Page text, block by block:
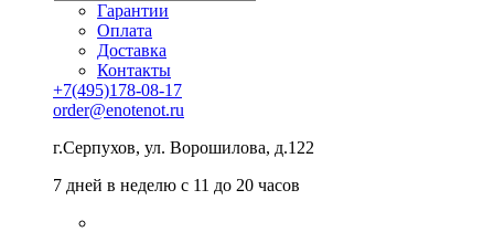
Гарантии
Оплата
Доставка
Контакты
+7(495)178-08-17
order@enotenot.ru
г.Серпухов, ул. Ворошилова, д.122
7 дней в неделю с 11 до 20 часов